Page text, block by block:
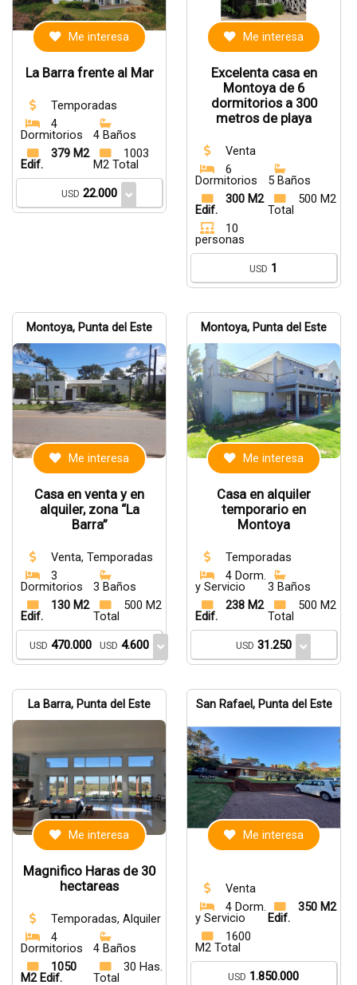
Me interesa
La Barra frente al Mar
Temporadas
4
Dormitorios
4 Baños
379 M2
Edif.
1003
M2 Total
USD 22.000
Me interesa
Excelenta casa en
Montoya de 6
dormitorios a 300
metros de playa
Venta
6
Dormitorios
5 Baños
300 M2
Edif.
500 M2
Total
10
personas
USD 1
Montoya, Punta del Este
Me interesa
Casa en venta y en
alquiler, zona “La
Barra”
Venta, Temporadas
3
Dormitorios
3 Baños
130 M2
Edif.
500 M2
Total
USD 470.000 USD 4.600
Montoya, Punta del Este
Me interesa
Casa en alquiler
temporario en
Montoya
Temporadas
4 Dorm.
y Servicio
3 Baños
238 M2
Edif.
500 M2
Total
USD 31.250
La Barra, Punta del Este
Me interesa
Magnifico Haras de 30
hectareas
Temporadas, Alquiler
4
Dormitorios
4 Baños
1050
M2 Edif.
30 Has.
Total
San Rafael, Punta del Este
Me interesa
Venta
4 Dorm.
y Servicio
350 M2
Edif.
1600
M2 Total
USD 1.850.000